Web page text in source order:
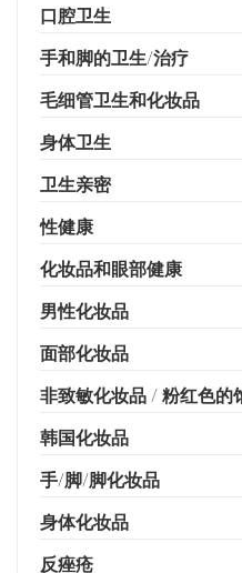
口腔卫生
手和脚的卫生/治疗
毛细管卫生和化妆品
身体卫生
卫生亲密
性健康
化妆品和眼部健康
男性化妆品
面部化妆品
非致敏化妆品 / 粉红色的
韩国化妆品
手/脚/脚化妆品
身体化妆品
反痤疮